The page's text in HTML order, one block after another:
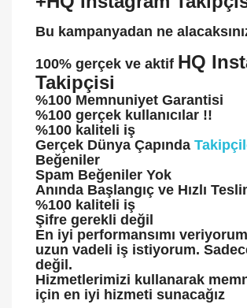
Bu kampanyadan ne
100% gerçek ve aktif HQ
Takipçisi
%100 Memnuniyet Garantisi
%100 gerçek kullanıcılar !!
%100 kaliteli iş
Gerçek Dünya Çapında
Beğeniler
Spam Beğeniler Yok
Anında Başlangıç ve Hızlı
%100 kaliteli iş
Şifre gerekli değil
En iyi performansımı
uzun vadeli iş istiyorum.
değil.
Hizmetlerimizi kullanarak
için en iyi hizmeti sunacağız